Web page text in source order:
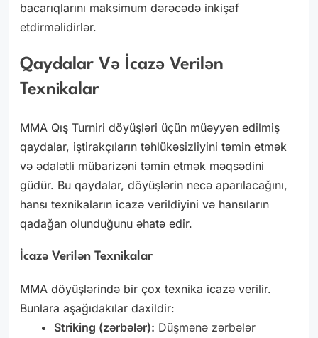
bacarıqlarını maksimum dərəcədə inkişaf
etdirməlidirlər.
Qaydalar Və İcazə Verilən
Texnikalar
MMA Qış Turniri döyüşləri üçün müəyyən edilmiş
qaydalar, iştirakçıların təhlükəsizliyini təmin etmək
və ədalətli mübarizəni təmin etmək məqsədini
güdür. Bu qaydalar, döyüşlərin necə aparılacağını,
hansı texnikaların icazə verildiyini və hansıların
qadağan olunduğunu əhatə edir.
İcazə Verilən Texnikalar
MMA döyüşlərində bir çox texnika icazə verilir.
Bunlara aşağıdakılar daxildir:
Striking (zərbələr): Düşmənə zərbələr